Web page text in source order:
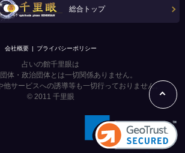
総合トップ
会社概要 プライバシーポリシー
占いの館千里眼は
体・政治団体とは一切関係ありません。
他サービスへの誘導等も一切行っておりません。
© 2011 千里眼